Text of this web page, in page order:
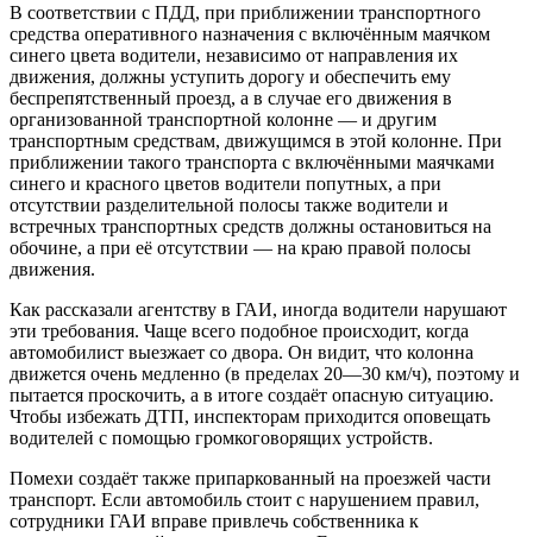
В соответствии с ПДД, при приближении транспортного
средства оперативного назначения с включённым маячком
синего цвета водители, независимо от направления их
движения, должны уступить дорогу и обеспечить ему
беспрепятственный проезд, а в случае его движения в
организованной транспортной колонне — и другим
транспортным средствам, движущимся в этой колонне. При
приближении такого транспорта с включёнными маячками
синего и красного цветов водители попутных, а при
отсутствии разделительной полосы также водители и
встречных транспортных средств должны остановиться на
обочине, а при её отсутствии — на краю правой полосы
движения.
Как рассказали агентству в ГАИ, иногда водители нарушают
эти требования. Чаще всего подобное происходит, когда
автомобилист выезжает со двора. Он видит, что колонна
движется очень медленно (в пределах 20—30 км/ч), поэтому и
пытается проскочить, а в итоге создаёт опасную ситуацию.
Чтобы избежать ДТП, инспекторам приходится оповещать
водителей с помощью громкоговорящих устройств.
Помехи создаёт также припаркованный на проезжей части
транспорт. Если автомобиль стоит с нарушением правил,
сотрудники ГАИ вправе привлечь собственника к